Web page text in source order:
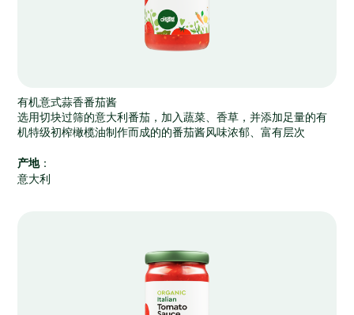
有机意式蒜香番茄酱
选用切块过筛的意大利番茄，加入蔬菜、香草，并添加足量的有
机特级初榨橄榄油制作而成的的番茄酱风味浓郁、富有层次
产地：
意大利